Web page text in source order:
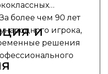
более чем 90 лет
игрока,
решения
и